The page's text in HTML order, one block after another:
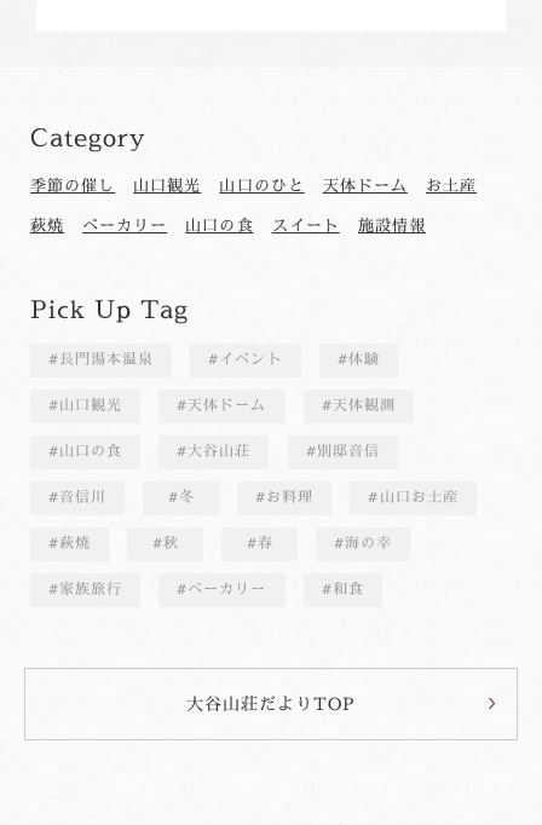
Category
季節の催し 山口観光 山口のひと 天体ドーム
お土産
萩焼
ベーカリー 山口の食 スイート 施設情報
Pick Up Tag
長門湯本温泉 イベント 体験
山口観光 天体ドーム 天体観測
山口の食 大谷山荘 別邸音信
音信川 冬 お料理 山口お土産
萩焼 秋 春 海の幸
家族旅行 ベーカリー 和食
大谷山荘だよりTOP